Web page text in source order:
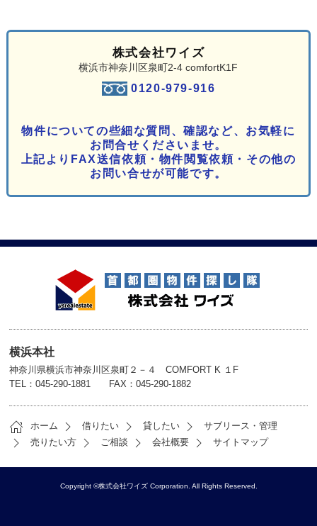
株式会社ワイズ
横浜市神奈川区泉町2-4 comfortK1F
0120-979-916
物件についての些細な質問、確認など、お気軽に
お問合せくださいませ。
上記よりFAX送信依頼・物件閲覧依頼・その他の
お問い合せが可能です。
横浜本社
神奈川県横浜市神奈川区泉町２－４ COMFORT K １F
TEL：045-290-1881 FAX：045-290-1882
ホーム 借りたい 貸したい
サブリース・管理
売りたい方
ご相談 会社概要 サイトマップ
Copyright ©株式会社ワイズ Corporation. All Rights Reserved.